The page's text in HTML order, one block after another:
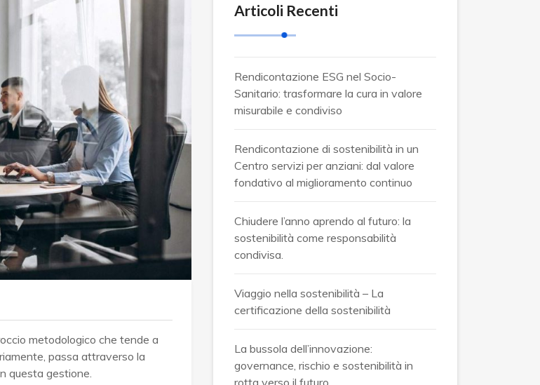
metodologico che tende a
passa attraverso la
questa gestione.
Articoli Recenti
Rendicontazione ESG nel Socio-
Sanitario: trasformare la cura in valore
misurabile e condiviso
Rendicontazione di sostenibilità in un
Centro servizi per anziani: dal valore
fondativo al miglioramento continuo
Chiudere l’anno aprendo al futuro: la
sostenibilità come responsabilità
condivisa.
Viaggio nella sostenibilità – La
certificazione della sostenibilità
La bussola dell’innovazione:
governance, rischio e sostenibilità in
rotta verso il futuro